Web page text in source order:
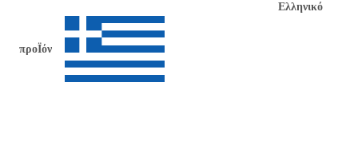
Ελληνικό
προΪόν